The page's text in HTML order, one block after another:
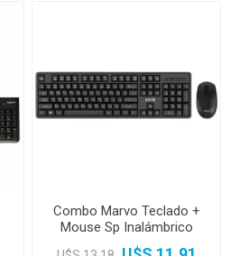
Combo Marvo Teclado +
Mouse Sp Inalámbrico